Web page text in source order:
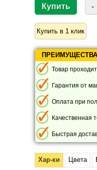
-
ПРЕИМУЩЕСТВА
Товар
Гарантия от
Оплата при
Качественная
Быстрая
Хар-ки Цвета